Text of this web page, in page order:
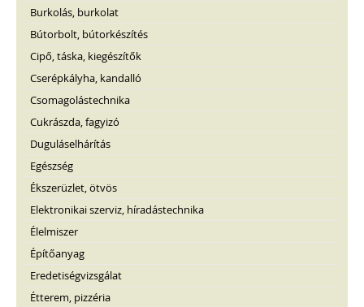
Burkolás, burkolat
Bútorbolt, bútorkészítés
Cipő, táska, kiegészítők
Cserépkályha, kandalló
Csomagolástechnika
Cukrászda, fagyizó
Duguláselhárítás
Egészség
Ékszerüzlet, ötvös
Elektronikai szerviz, híradástechnika
Élelmiszer
Építőanyag
Eredetiségvizsgálat
Étterem, pizzéria